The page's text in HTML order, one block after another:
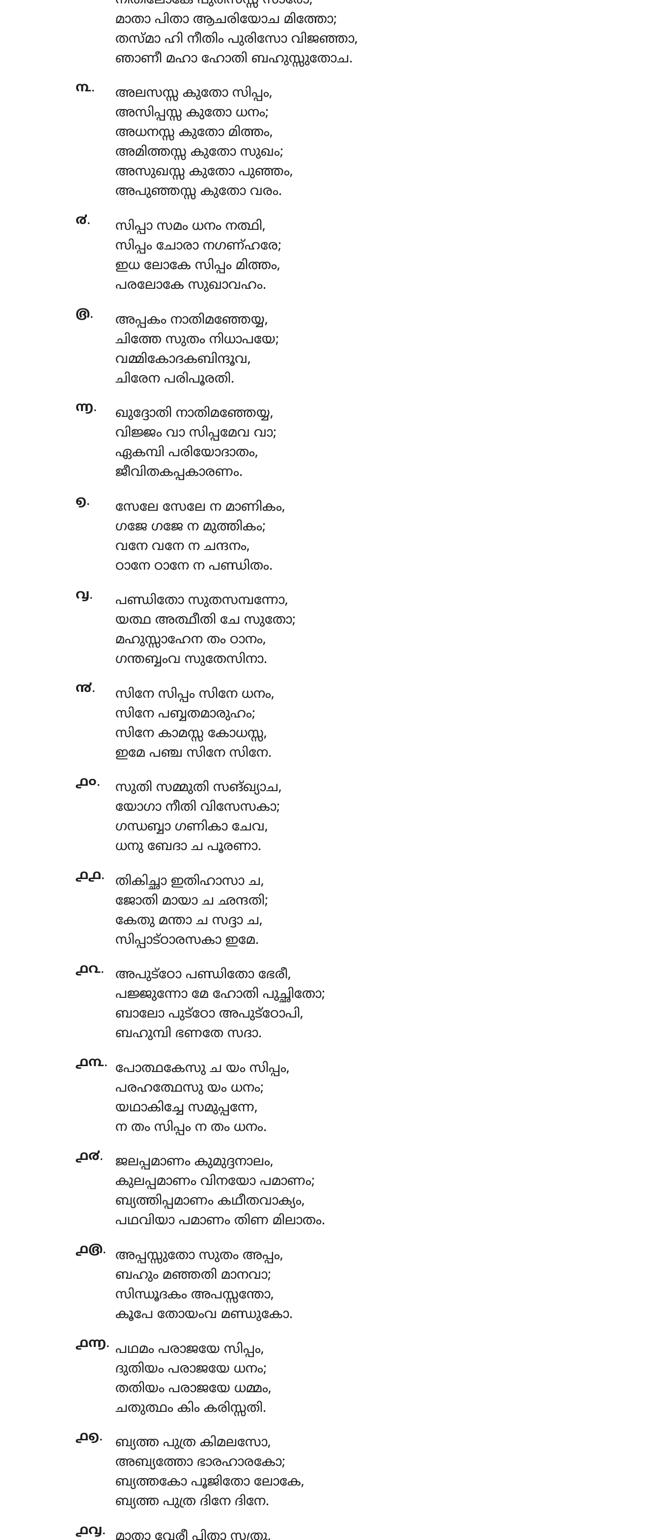
മാതാ പിതാ ആചരിയോച മിത്തോ;
തസ്മാ ഹി നീതിം പുരിസോ വിജഞ്ഞാ,
ഞാണീ മഹാ ഹോതി ബഹുസ്സുതോച.
൩.
അലസസ്സ കുതോ സിപ്പം,
അസിപ്പസ്സ കുതോ ധനം;
അധനസ്സ കുതോ മിത്തം,
അമിത്തസ്സ കുതോ സുഖം;
അസുഖസ്സ കുതോ പുഞ്ഞം,
അപുഞ്ഞസ്സ കുതോ വരം.
൪.
സിപ്പാ സമം ധനം നത്ഥി,
സിപ്പം ചോരാ നഗണ്ഹരേ;
ഇധ ലോകേ സിപ്പം മിത്തം,
പരലോകേ സുഖാവഹം.
൫.
അപ്പകം നാതിമഞ്ഞേയ്യ,
ചിത്തേ സുതം നിധാപയേ;
വമ്മികോദകബിന്ദൂവ,
ചിരേന പരിപൂരതി.
൬.
ഖുദ്ദോതി നാതിമഞ്ഞേയ്യ,
വിജ്ജം വാ സിപ്പമേവ വാ;
ഏകമ്പി പരിയോദാതം,
ജീവിതകപ്പകാരണം.
൭.
സേലേ സേലേ ന മാണികം,
ഗജേ ഗജേ ന മുത്തികം;
വനേ വനേ ന ചന്ദനം,
ഠാനേ ഠാനേ ന പണ്ഡിതം.
൮.
പണ്ഡിതോ സുതസമ്പന്നോ,
യത്ഥ അത്ഥീതി ചേ സുതോ;
മഹുസ്സാഹേന തം ഠാനം,
ഗന്തബ്ബംവ സുതേസിനാ.
൯.
സിനേ സിപ്പം സിനേ ധനം,
സിനേ പബ്ബതമാരുഹം;
സിനേ കാമസ്സ കോധസ്സ,
ഇമേ പഞ്ച സിനേ സിനേ.
൧൦.
സുതി സമ്മുതി സങ്ഖ്യാച,
യോഗാ നീതി വിസേസകാ;
ഗന്ധബ്ബാ ഗണികാ ചേവ,
ധനു ബേദാ ച പൂരണാ.
൧൧.
തികിച്ഛാ ഇതിഹാസാ ച,
ജോതി മായാ ച ഛന്ദതി;
കേതു മന്താ ച സദ്ദാ ച,
സിപ്പാട്ഠാരസകാ ഇമേ.
൧൨.
അപുട്ഠോ പണ്ഡിതോ ഭേരീ,
പജ്ജുന്നോ മേ ഹോതി പുച്ഛിതോ;
ബാലോ പുട്ഠോ അപുട്ഠോപി,
ബഹുമ്പി ഭണതേ സദാ.
൧൩. പോത്ഥകേസു ച യം സിപ്പം,
പരഹത്ഥേസു യം ധനം;
യഥാകിച്ചേ സമുപ്പന്നേ,
ന തം സിപ്പം ന തം ധനം.
൧൪.
ജലപ്പമാണം കുമുദ്ദനാലം,
കുലപ്പമാണം വിനയോ പമാണം;
ബ്യത്തിപ്പമാണം കഥീതവാക്യം,
പഥവിയാ പമാണം തിണ മിലാതം.
൧൫.
അപ്പസ്സുതോ സുതം അപ്പം,
ബഹും മഞ്ഞതി മാനവാ;
സിന്ധൂദകം അപസ്സന്തോ,
കൂപേ തോയംവ മണ്ഡുകോ.
൧൬. പഥമം പരാജയേ സിപ്പം,
ദുതിയം പരാജയേ ധനം;
തതിയം പരാജയേ ധമ്മം,
ചതുത്ഥം കിം കരിസ്സതി.
൧൭.
ബ്യത്ത പുത്ര കിമലസോ,
അബ്യത്തോ ഭാരഹാരകോ;
ബ്യത്തകോ പൂജിതോ ലോകേ,
ബ്യത്ത പുത്ര ദിനേ ദിനേ.
൧൮. മാതാ വേരീ പിതാ സത്രു,